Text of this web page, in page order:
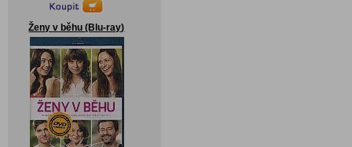
Ženy v běhu (Blu-ray)